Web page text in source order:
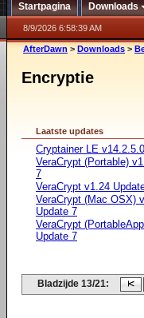
Startpagina Downloads
8/9/2026 6:58:39 AM
AfterDawn > Downloads >
Encryptie
Laatste updates
Cryptainer LE v14.2.5.0
VeraCrypt (Portable)
7
VeraCrypt v1.24
VeraCrypt (Mac OSX)
Update 7
VeraCrypt
Update 7
Bladzijde 13/21: